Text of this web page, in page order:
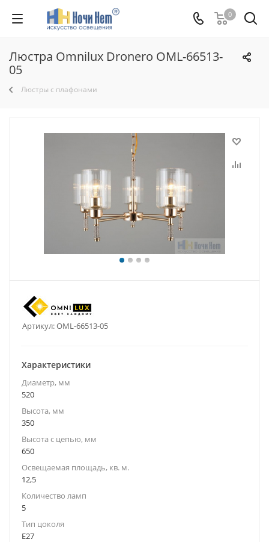
0
Люстра Omnilux Dronero OML-66513-
05
Люстры с плафонами
Артикул:OML-66513-05
Характеристики
Диаметр, мм
520
Высота, мм
350
Высота с цепью, мм
650
Освещаемая площадь, кв. м.
12,5
Количество ламп
5
Тип цоколя
E27